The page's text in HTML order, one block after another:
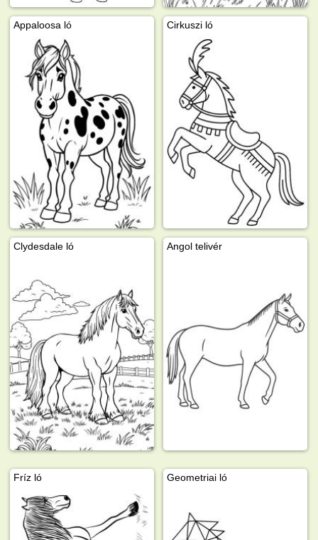
Appaloosa ló Cirkuszi ló
Clydesdale ló Angol telivér
Fríz ló Geometriai ló